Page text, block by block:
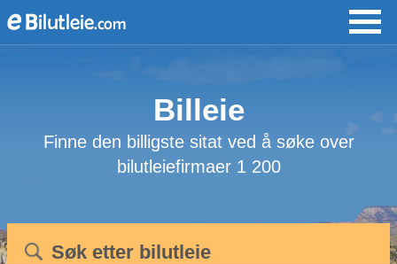
Billeie
Finne den billigste sitat ved å søke over
bilutleiefirmaer 1 200
Søk etter bilutleie